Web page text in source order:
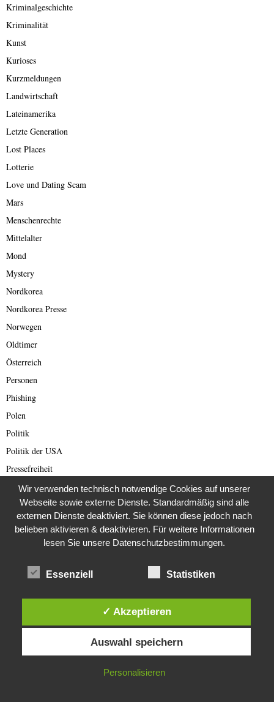
Kriminalgeschichte
Kriminalität
Kunst
Kurioses
Kurzmeldungen
Landwirtschaft
Lateinamerika
Letzte Generation
Lost Places
Lotterie
Love und Dating Scam
Mars
Menschenrechte
Mittelalter
Mond
Mystery
Nordkorea
Nordkorea Presse
Norwegen
Oldtimer
Österreich
Personen
Phishing
Polen
Politik
Politik der USA
Pressefreiheit
Promis und Royals
RAF
Rechtsradikale
Reichsbürger
Rezepte
Romance Scam (Deutsch)
Diese Website verwendet Cookies. Durch die weitere Nutzung dieser
Website stimmst du der Verwendung von Cookies zu.
IN ORDNUNG
Wir verwenden technisch notwendige Cookies auf unserer
Webseite sowie externe Dienste. Standardmäßig sind alle
externen Dienste deaktiviert. Sie können diese jedoch nach
belieben aktivieren & deaktivieren. Für weitere Informationen
lesen Sie unsere Datenschutzbestimmungen.
Essenziell Statistiken
✓ Akzeptieren
Auswahl speichern
Personalisieren